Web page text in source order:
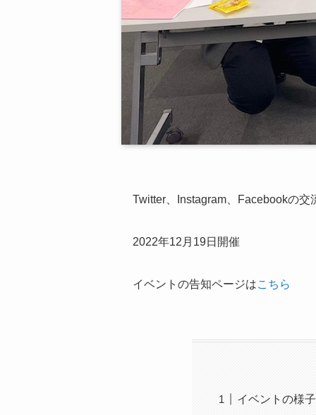
Twitter、Instagram、Facebookの交
2022年12月19日開催
イベントの告知ページはこちら
イベントの様子